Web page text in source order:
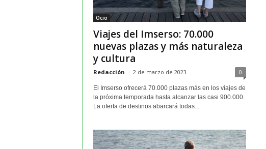
Ocio
Viajes del Imserso: 70.000
nuevas plazas y más naturaleza
y cultura
Redacción - 2 de marzo de 2023 0
El Imserso ofrecerá 70.000 plazas más en los viajes de
la próxima temporada hasta alcanzar las casi 900.000.
La oferta de destinos abarcará todas...